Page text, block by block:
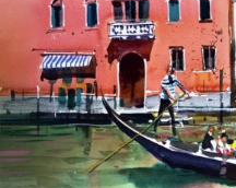
活動
部落格